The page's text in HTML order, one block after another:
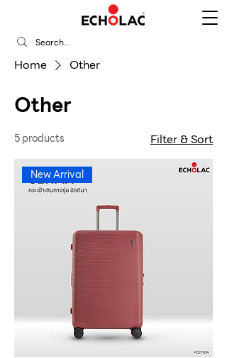
Home Other
Other
5 products Filter & Sort
New Arrival